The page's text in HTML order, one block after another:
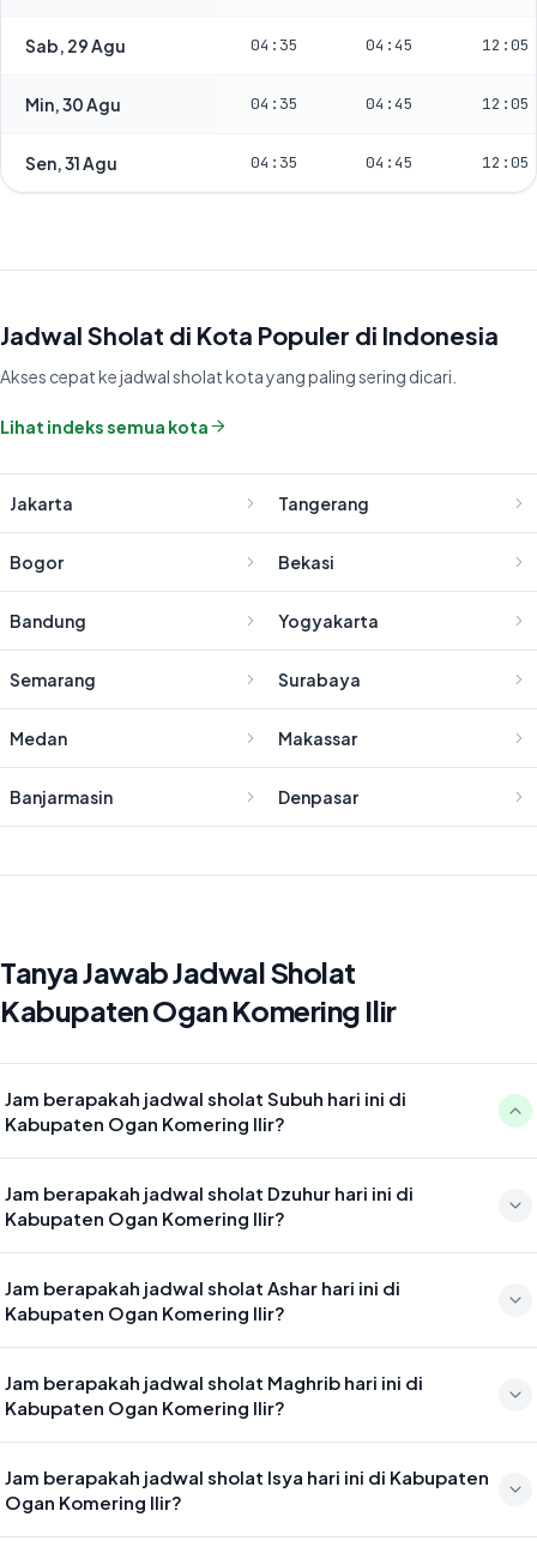
Sab, 29 Agu 04:35 04:45 12:05
Min, 30 Agu 04:35 04:45 12:05
Sen, 31 Agu 04:35 04:45 12:05
Jadwal Sholat di Kota Populer di Indonesia
Akses cepat ke jadwal sholat kota yang paling sering dicari.
Lihat indeks semua kota
Jakarta Tangerang
Bogor Bekasi
Bandung Yogyakarta
Semarang Surabaya
Medan Makassar
Banjarmasin Denpasar
Tanya Jawab Jadwal Sholat
Kabupaten Ogan Komering Ilir
Jam berapakah jadwal sholat Subuh hari ini di
Kabupaten Ogan Komering Ilir?
pada 04:50
Jam berapakah jadwal sholat Dzuhur hari ini di
Kabupaten Ogan Komering Ilir?
pada 12:10
Jam berapakah jadwal sholat Ashar hari ini di
Kabupaten Ogan Komering Ilir?
pada 15:31
Jam berapakah jadwal sholat Maghrib hari ini di
Kabupaten Ogan Komering Ilir?
pada 18:09
Jam berapakah jadwal sholat Isya hari ini di Kabupaten
Ogan Komering Ilir?